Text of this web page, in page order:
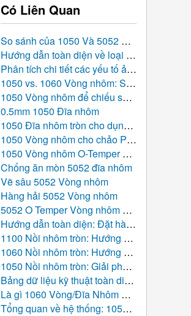
Có Liên Quan
So sánh của 1050 Và 5052 Đĩa nhôm: Cái nào phù hợp hơn cho dự án sản xuất của bạn?
Hướng dẫn toàn diện về loại bỏ gờ và kiểm soát độ hoàn thiện bề mặt cho 1050 Đĩa nhôm đóng dấu
Phân tích chi tiết các yếu tố ảnh hưởng đến giá nhôm tròn: Điều gì quyết định chi phí?
1050 vs. 1060 Vòng nhôm: So sánh chuyên sâu, Thông số hiệu suất, và Hướng dẫn tuyển chọn
1050 Vòng nhôm để chiếu sáng phản chiếu
0.5mm 1050 Đĩa nhôm
1050 Đĩa nhôm tròn cho dụng cụ nấu ăn cảm ứng
1050 Vòng nhôm cho chảo Pizza
1050 Vòng nhôm O-Temper 0,8mm
Chống ăn mòn 5052 đĩa nhôm
Vẽ sâu 5052 Vòng nhôm
Hàng hải 5052 Vòng nhôm
5052 O Temper Vòng nhôm 1,2mm cho chậu
Hướng dẫn toàn diện: Đặt hàng theo yêu cầu Đĩa nhôm cán nóng
1100 Nồi nhôm tròn: Hướng dẫn cơ bản từ cấu trúc nguyên tử đến bảng toàn cầu
1060 Nồi nhôm tròn: Hướng dẫn cơ bản về hiệu suất, Chế tạo, và Ứng dụng
1050 Nồi nhôm tròn: Giải pháp nhôm có độ tinh khiết cao cho sản xuất đồ dùng nhà bếp hiện đại
Bảng dữ liệu kỹ thuật toàn diện: 1050 Vòng nhôm
Là gì 1060 Vòng/Đĩa Nhôm Dùng Cho?
Tổng quan về hệ thống: 1050 Vòng/đĩa nhôm (Nhôm tròn trống)